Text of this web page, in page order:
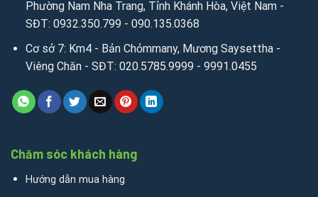
Phường Nam Nha Trang, Tỉnh Khánh Hòa, Việt Nam -
SĐT: 0932.350.799 - 090.135.0368
Cơ sở 7: Km4 - Bản Chỏmmany, Mương Saysettha -
Viêng Chăn - SĐT: 020.5785.9999 - 9991.0455
Chăm sóc khách hàng
Hướng dẫn mua hàng